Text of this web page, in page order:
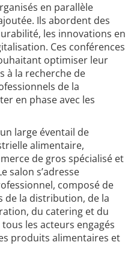
en parallèle
Ils abordent des
les innovations en
Ces conférences
optimiser leur
à la recherche de
de la
en phase avec les
large éventail de
alimentaire,
de gros spécialisé et
salon s’adresse
composé de
de la distribution, de la
du catering et du
les acteurs engagés
produits alimentaires et